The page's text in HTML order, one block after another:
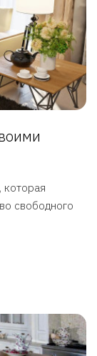
которая
свободного